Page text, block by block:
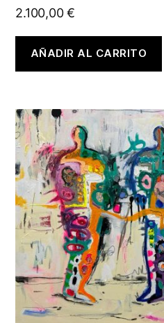
2.100,00€
AÑADIR AL CARRITO